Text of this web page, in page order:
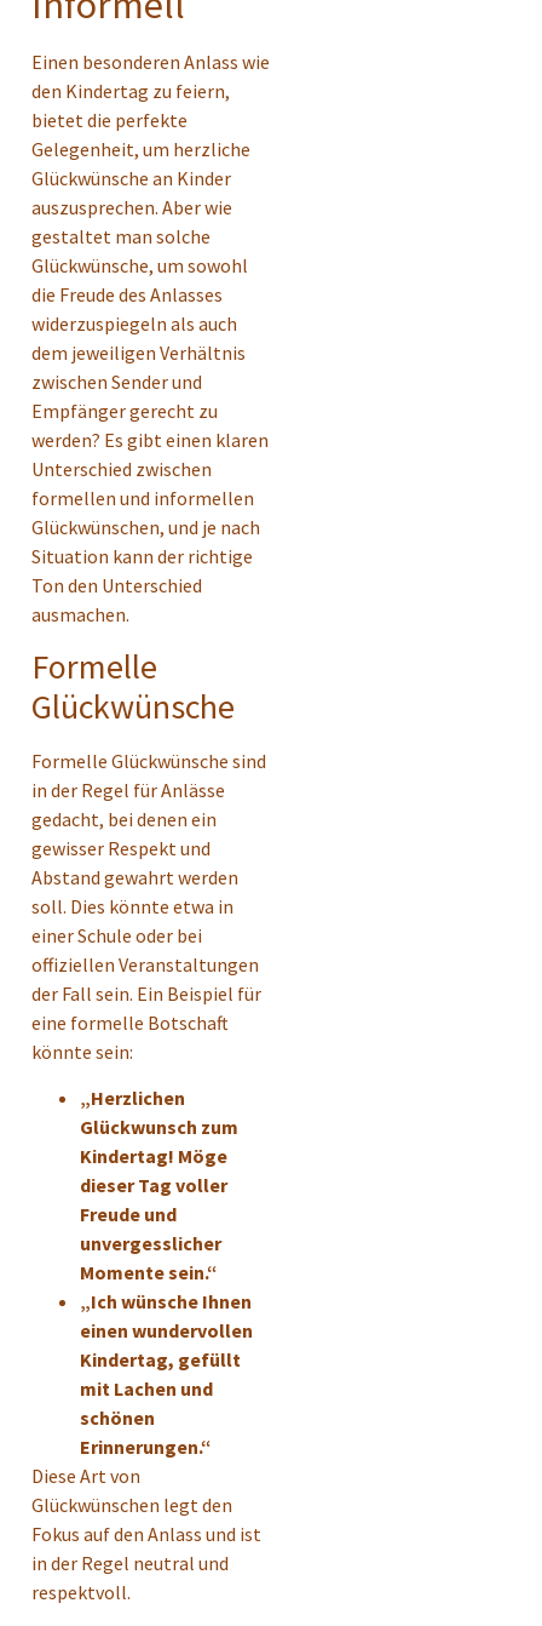
Einen besonderen Anlass wie
den Kindertag zu feiern,
bietet die perfekte
Gelegenheit, um herzliche
Glückwünsche an Kinder
auszusprechen. Aber wie
gestaltet man solche
Glückwünsche, um sowohl
die Freude des Anlasses
widerzuspiegeln als auch
dem jeweiligen Verhältnis
zwischen Sender und
Empfänger gerecht zu
werden? Es gibt einen klaren
Unterschied zwischen
formellen und informellen
Glückwünschen, und je nach
Situation kann der richtige
Ton den Unterschied
ausmachen.
Formelle
Glückwünsche
Formelle Glückwünsche sind
in der Regel für Anlässe
gedacht, bei denen ein
gewisser Respekt und
Abstand gewahrt werden
soll. Dies könnte etwa in
einer Schule oder bei
offiziellen Veranstaltungen
der Fall sein. Ein Beispiel für
eine formelle Botschaft
könnte sein:
„Herzlichen
Glückwunsch zum
Kindertag! Möge
dieser Tag voller
Freude und
unvergesslicher
Momente sein.“
„Ich wünsche Ihnen
einen wundervollen
Kindertag, gefüllt
mit Lachen und
schönen
Erinnerungen.“
Diese Art von
Glückwünschen legt den
Fokus auf den Anlass und ist
in der Regel neutral und
respektvoll.